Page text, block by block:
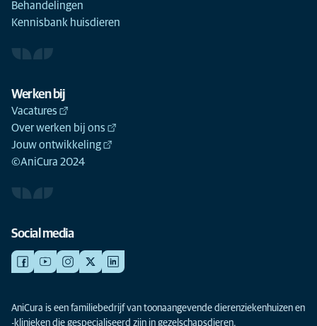
Behandelingen
Kennisbank huisdieren
Werken bij
Vacatures
Over werken bij ons
Jouw ontwikkeling
©AniCura 2024
Social media
AniCura is een familiebedrijf van toonaangevende dierenziekenhuizen en
-klinieken die gespecialiseerd zijn in gezelschapsdieren.